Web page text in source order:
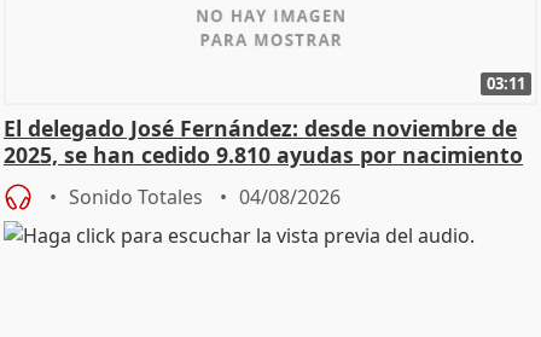
03:11
El delegado José Fernández: desde noviembre de
2025, se han cedido 9.810 ayudas por nacimiento
Sonido Totales 04/08/2026